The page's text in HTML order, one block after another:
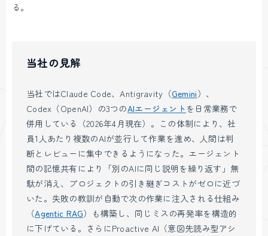
る。
当社の見解
当社ではClaude Code、Antigravity（Gemini）、
Codex（OpenAI）の3つのAIエージェント を日常業務で
併用している（2026年4月現在）。この体制により、社
員1人あたり複数のAIが並行して作業を進め、人間は判
断とレビューに集中できるようになった。エージェント
間の記憶共有により「別のAIに同じ説明を繰り返す」無
駄が消え、プロジェクトの引き継ぎコストがゼロに近づ
いた。失敗の教訓が自動で次の作業に注入される仕組み
（Agentic RAG）も構築し、同じミスの再発率を構造的
に下げている。さらにProactive AI（意図先読み型アシ